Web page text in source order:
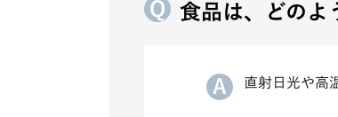
食品は、どのよ
直射日光や高